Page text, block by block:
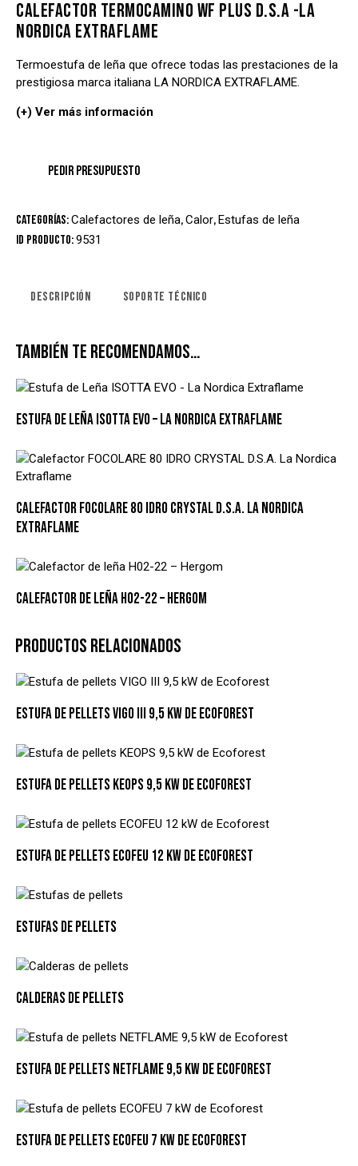
CALEFACTOR TERMOCAMINO WF PLUS D.S.A -LA
NORDICA EXTRAFLAME
Termoestufa de leña que ofrece todas las prestaciones de la
prestigiosa marca italiana LA NORDICA EXTRAFLAME.
(+) Ver más información
Categorías:Calefactores de leña,Calor,Estufas de leña
ID producto:9531
DESCRIPCIÓN SOPORTE TÉCNICO
TAMBIÉN TE RECOMENDAMOS…
ESTUFA DE LEÑA ISOTTA EVO – LA NORDICA EXTRAFLAME
CALEFACTOR FOCOLARE 80 IDRO CRYSTAL D.S.A. LA NORDICA
EXTRAFLAME
CALEFACTOR DE LEÑA H02-22 – HERGOM
PRODUCTOS RELACIONADOS
ESTUFA DE PELLETS VIGO III 9,5 KW DE ECOFOREST
ESTUFA DE PELLETS KEOPS 9,5 KW DE ECOFOREST
ESTUFA DE PELLETS ECOFEU 12 KW DE ECOFOREST
ESTUFAS DE PELLETS
CALDERAS DE PELLETS
ESTUFA DE PELLETS NETFLAME 9,5 KW DE ECOFOREST
ESTUFA DE PELLETS ECOFEU 7 KW DE ECOFOREST